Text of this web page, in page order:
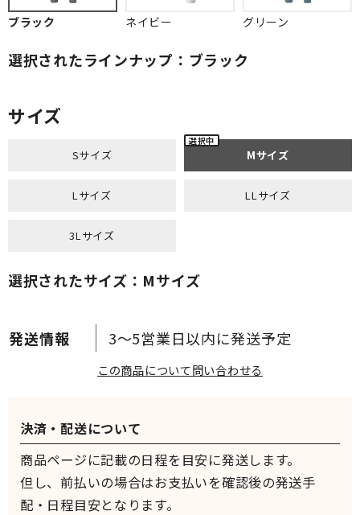
3～5営業日以内に発送予定
ブラック ネイビー グリーン
選択されたラインナップ：ブラック
サイズ
Sサイズ Mサイズ
Lサイズ LLサイズ
3Lサイズ
選択されたサイズ：Mサイズ
この商品について問い合わせる
決済・配送について
商品ページに記載の日程を目安に発送します。
但し、前払いの場合はお支払いを確認後の発送手
配・日程目安となります。